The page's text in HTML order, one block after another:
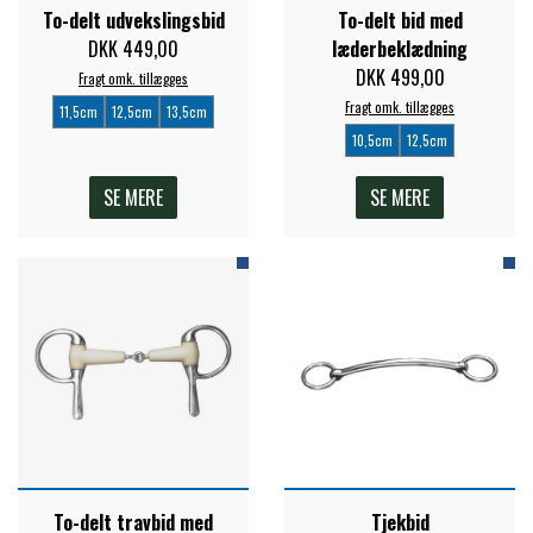
PREMIER EQUINE SADLER
PREMIER EQUINE SADEL TILBEHØR
PREMIER EQUINE SADELUNDERLAG
PREMIER EQUINE BENBESKYTTELSE
BESKYTTELSE
FORAN EQUINE
HEVARI
To-delt udvekslingsbid
DKK 449,00
Fragt omk. tillægges
11,5cm
12,5cm 13,5cm
SE MERE
To-delt bid med
læderbeklædning
DKK 499,00
Fragt omk. tillægges
10,5cm
12,5cm
SE MERE
To-delt travbid med
Tjekbid